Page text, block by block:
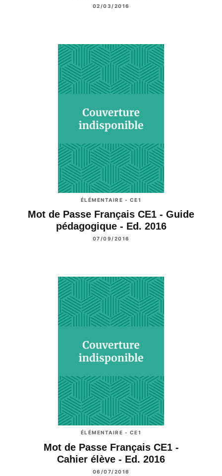
02/03/2016
ÉLÉMENTAIRE - CE1
Mot de Passe Français CE1 - Guide
pédagogique - Ed. 2016
07/09/2016
ÉLÉMENTAIRE - CE1
Mot de Passe Français CE1 -
Cahier élève - Ed. 2016
06/07/2016